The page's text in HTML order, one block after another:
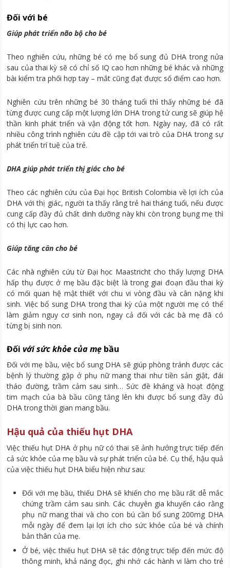
Đối với bé
Giúp phát triển não bộ cho bé
Theo nghiên cứu, những bé có mẹ bổ sung đủ DHA trong nửa
sau của thai kỳ sẽ có chỉ số IQ cao hơn những bé khác và những
bài kiểm tra phối hợp tay – mắt cũng đạt được số điểm cao hơn.
Nghiên cứu trên những bé 30 tháng tuổi thì thấy những bé đã
từng được cung cấp một lượng lớn DHA trong tử cung sẽ giúp hệ
thần kinh phát triển và vận động tốt hơn. Ngày nay, đã có rất
nhiều công trình nghiên cứu đề cập tới vai trò của DHA trong sự
phát triển trí tuệ của trẻ.
DHA giúp phát triển thị giác cho bé
Theo các nghiên cứu của Đại học British Colombia về lợi ích của
DHA với thị giác, người ta thấy rằng trẻ hai tháng tuổi, nếu được
cung cấp đầy đủ chất dinh dưỡng này khi còn trong bụng mẹ thì
có thị lực cao hơn.
Giúp tăng cân cho bé
Các nhà nghiên cứu từ Đại học Maastricht cho thấy lượng DHA
hấp thụ được ở mẹ bầu đặc biệt là trong giai đoạn đầu thai kỳ
có mối quan hệ mật thiết với chu vi vòng đầu và cân nặng khi
sinh. Việc bổ sung DHA trong thai kỳ của một người mẹ có thể
làm giảm nguy cơ sinh non, ngay cả đối với các bà mẹ đã có
từng bị sinh non.
Đối với sức khỏe của mẹ bầu
Đối với mẹ bầu, việc bổ sung DHA sẽ giúp phòng tránh được các
bệnh lý thường gặp ở phụ nữ mang thai như tiền sản giật, đái
tháo đường, trầm cảm sau sinh… Sức đề kháng và hoạt động
tim mạch của bà bầu cũng tăng lên khi được bổ sung đầy đủ
DHA trong thời gian mang bầu.
Hậu quả của thiếu hụt DHA
Việc thiếu hụt DHA ở phụ nữ có thai sẽ ảnh hưởng trực tiếp đến
cả sức khỏe của mẹ bầu và sự phát triển của bé. Cụ thể, hậu quả
của việc thiếu hụt DHA biểu hiện như sau:
Đối với mẹ bầu, thiếu DHA sẽ khiến cho mẹ bầu rất dễ mắc
chứng trầm cảm sau sinh. Các chuyên gia khuyến cáo rằng
phụ nữ mang thai và cho con bú cần bổ sung 200mg DHA
mỗi ngày để đem lại lợi ích cho sức khỏe của bé và chính
bản thân của mẹ.
Ở bé, việc thiếu hụt DHA sẽ tác động trực tiếp đến mức độ
thông minh, khả năng đọc, ghi nhớ các hành vi làm cho trẻ